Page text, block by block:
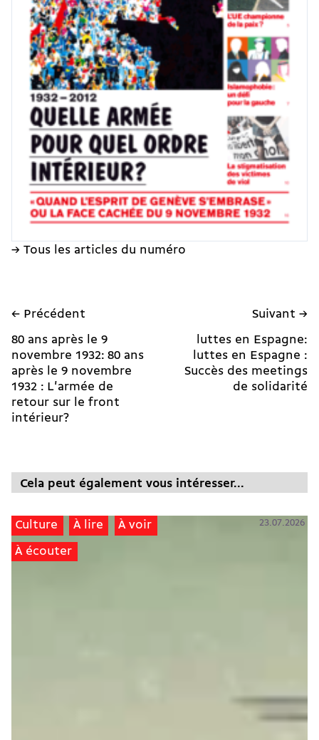
→ Tous les articles du numéro
← Précédent
80 ans après le 9
novembre 1932: 80 ans
après le 9 novembre
1932 : L'armée de
retour sur le front
intérieur?
Suivant →
luttes en Espagne:
luttes en Espagne :
Succès des meetings
de solidarité
Cela peut également vous intéresser...
Culture À lire À voir
À écouter
23.07.2026